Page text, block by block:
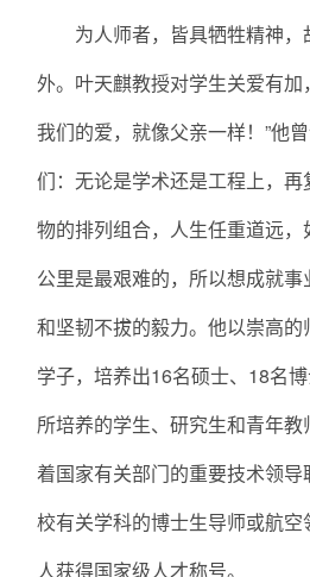
为人师者，皆具牺牲精神
外。叶天麒教授对学生关爱有加
我们的爱，就像父亲一样！”他
们：无论是学术还是工程上，
物的排列组合，人生任重道远
公里是最艰难的，所以想成就
和坚韧不拔的毅力。他以崇高
学子，培养出16名硕士、18名
所培养的学生、研究生和青年
着国家有关部门的重要技术领
校有关学科的博士生导师或航
人获得国家级人才称号。